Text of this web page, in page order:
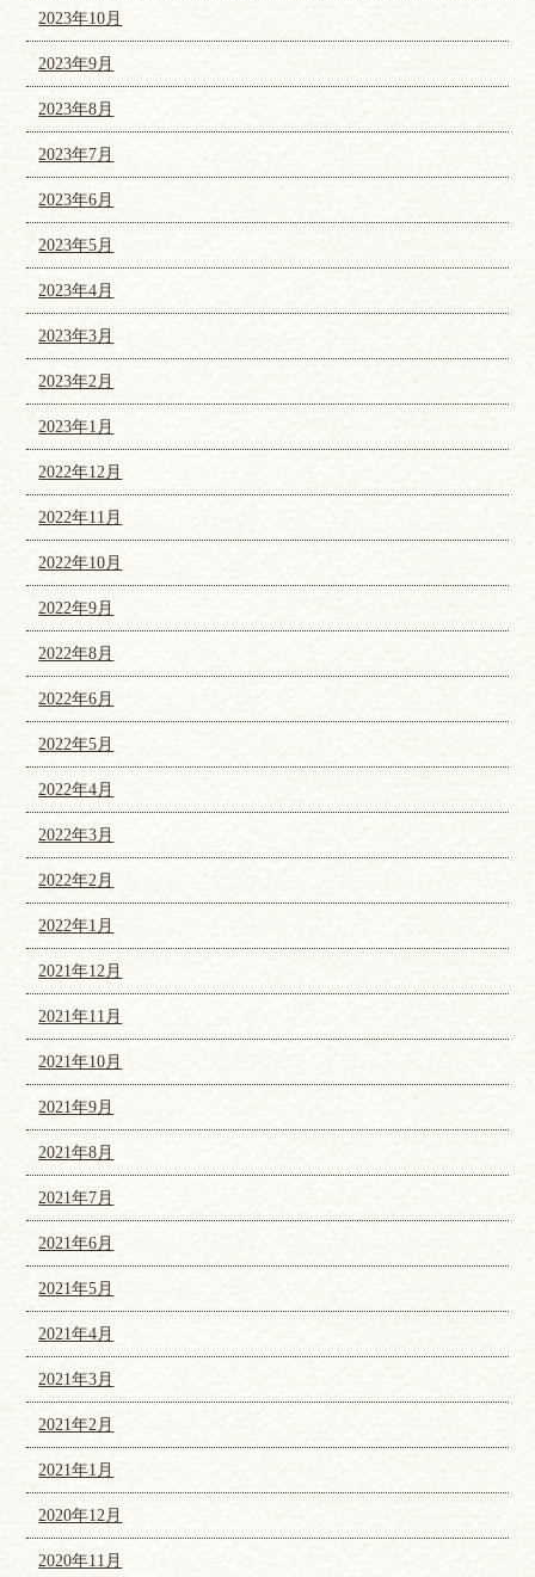
2023年10月
2023年9月
2023年8月
2023年7月
2023年6月
2023年5月
2023年4月
2023年3月
2023年2月
2023年1月
2022年12月
2022年11月
2022年10月
2022年9月
2022年8月
2022年6月
2022年5月
2022年4月
2022年3月
2022年2月
2022年1月
2021年12月
2021年11月
2021年10月
2021年9月
2021年8月
2021年7月
2021年6月
2021年5月
2021年4月
2021年3月
2021年2月
2021年1月
2020年12月
2020年11月